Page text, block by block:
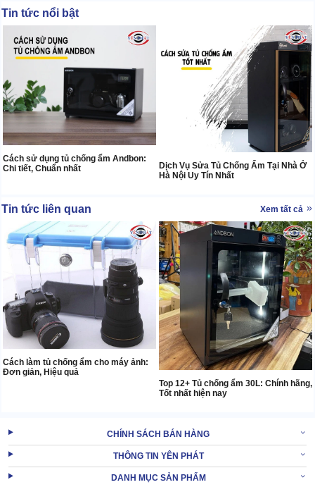
Tin tức nổi bật
Cách sử dụng tủ chống ẩm Andbon:
Chi tiết, Chuẩn nhất
Dịch Vụ Sửa Tủ Chống Ẩm Tại Nhà Ở
Hà Nội Uy Tín Nhất
Tin tức liên quan Xem tất cả
Cách làm tủ chống ẩm cho máy ảnh:
Đơn giản, Hiệu quả
Top 12+ Tủ chống ẩm 30L: Chính hãng,
Tốt nhất hiện nay
CHÍNH SÁCH BÁN HÀNG
THÔNG TIN YÊN PHÁT
DANH MỤC SẢN PHẨM